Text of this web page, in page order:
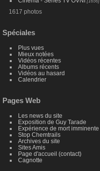
1617 photos
Spéciales
Plus vues
Mieux notées
Vidéos récentes
Albums récents
Vidéos au hasard
Calendrier
Pages Web
Les news du site
Exposition de Guy Tarade
Expérience de mort imminente
Stop Chemtrails
Archives du site
Sites Amis
Page d'accueil (contact)
Cagnotte